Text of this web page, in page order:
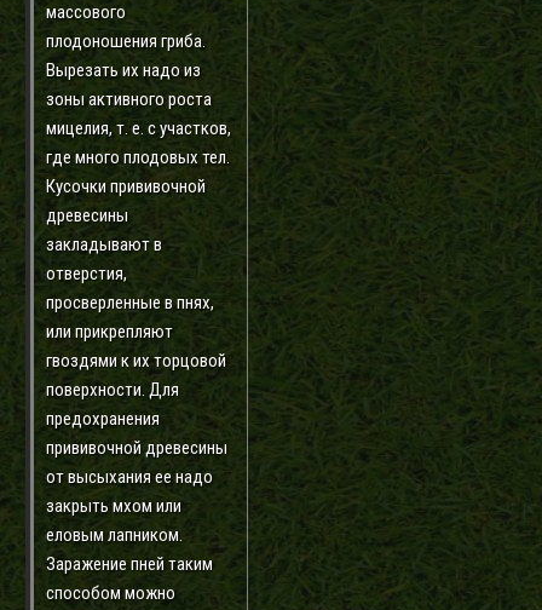
массового
плодоношения гриба.
Вырезать их надо из
зоны активного роста
мицелия, т. е. с участков,
где много плодовых тел.
Кусочки прививочной
древесины
закладывают в
отверстия,
просверленные в пнях,
или прикрепляют
гвоздями к их торцовой
поверхности. Для
предохранения
прививочной древесины
от высыхания ее надо
закрыть мхом или
еловым лапником.
Заражение пней таким
способом можно